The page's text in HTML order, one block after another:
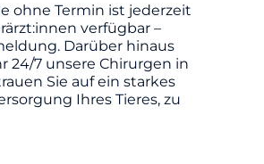
ohne Termin ist jederzeit
verfügbar –
Darüber hinaus
24/7 unsere Chirurgen in
Sie auf ein starkes
Ihres Tieres, zu